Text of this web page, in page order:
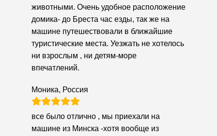
животными. Очень удобное расположение
домика- до Бреста час езды, так же на
машине путешествовали в ближайшие
туристические места. Уезжать не хотелось
ни взрослым , ни детям-море
впечатлений.
Моника, Россия
все было отлично , мы приехали на
машине из Минска -хотя вообще из